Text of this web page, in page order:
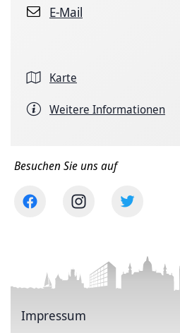
E-Mail
Karte
Weitere Informationen
Besuchen Sie uns auf
Impressum